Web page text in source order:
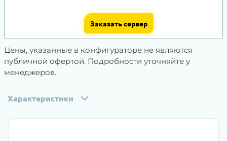
Заказать сервер
Цены, указанные в конфигураторе не являются
публичной офертой. Подробности уточняйте у
менеджеров.
Характеристики